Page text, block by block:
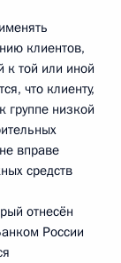
клиентов,
к той или иной
что клиенту,
группе низкой
вправе
средств
отнесён
России